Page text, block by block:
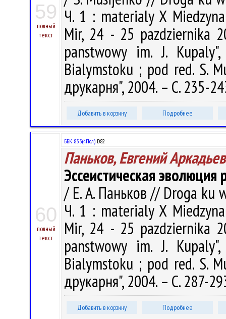
59
полный
текст
Ч. 1 : materialy X
Mir, 24 - 25 pazdziernika
panstwowy im. J.
Bialymstoku ; pod red. S.
друкарня", 2004. – С. 235-
Добавить в корзину Подробнее
60
полный
текст
ББК 83.3(4Пол) D82
Паньков, Евгений
Эссеистическая
/ Е. А. Паньков // Droga ku
Ч. 1 : materialy X
Mir, 24 - 25 pazdziernika
panstwowy im. J.
Bialymstoku ; pod red. S.
друкарня", 2004. – С. 287-
Добавить в корзину Подробнее